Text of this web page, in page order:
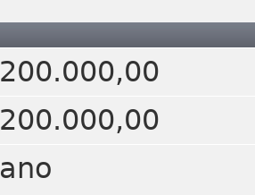
200.000,00
200.000,00
ano